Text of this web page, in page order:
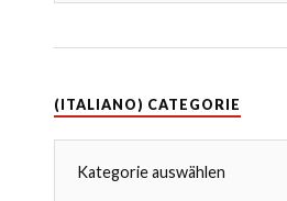
(ITALIANO) CATEGORIE